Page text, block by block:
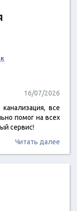
16/07/2026
все
помог на всех
сервис!
Читать далее